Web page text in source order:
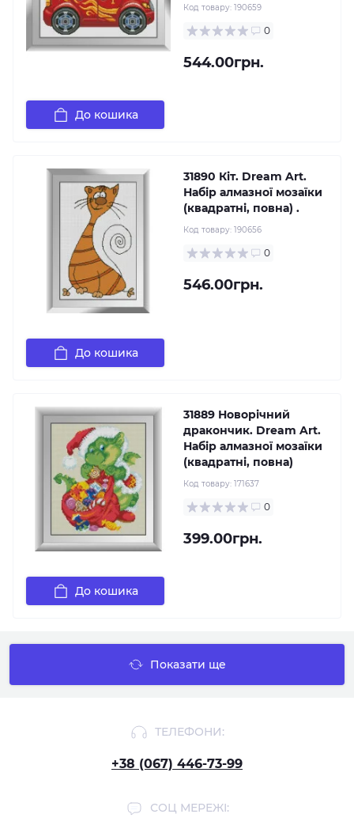
Код товару: 190659
0
544.00грн.
До кошика
31890 Кіт. Dream Art.
Набір алмазної мозаїки
(квадратні, повна) .
Код товару: 190656
0
546.00грн.
До кошика
31889 Новорічний
дракончик. Dream Art.
Набір алмазної мозаїки
(квадратні, повна)
Код товару: 171637
0
399.00грн.
До кошика
Показати ще
ТЕЛЕФОНИ:
+38 (067) 446-73-99
СОЦ МЕРЕЖІ: